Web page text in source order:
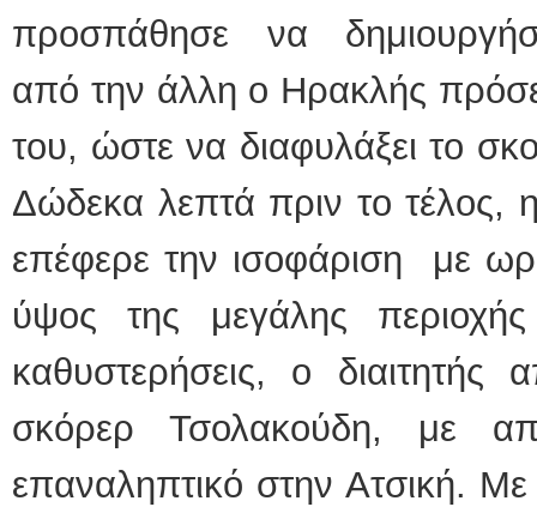
προσπάθησε να
από την άλλη ο Ηρακλής
του, ώστε να διαφυλάξει το
Δώδεκα λεπτά πριν το τέλος,
επέφερε την ισοφάριση με
ύψος της μεγάλης
καθυστερήσεις, ο
σκόρερ Τσολακούδη, με
επαναληπτικό στην Ατσική.